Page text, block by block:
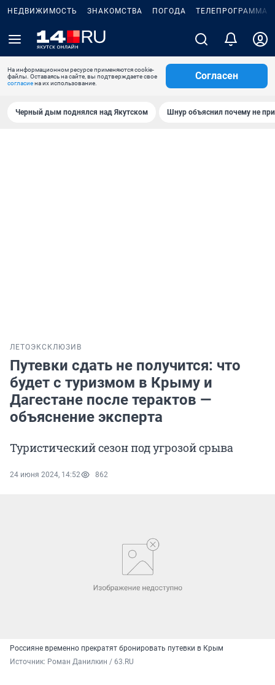
НЕДВИЖИМОСТЬ ЗНАКОМСТВА ПОГОДА ТЕЛЕПРОГРАММА
На информационном ресурсе применяются cookie-
файлы. Оставаясь на сайте, вы подтверждаете свое
согласиена их использование.
Согласен
Черный дым поднялся над Якутском Шнур объяснил почему не
ЛЕТОЭКСКЛЮЗИВ
Путевки сдать не получится: что
будет с туризмом в Крыму и
Дагестане после терактов —
объяснение эксперта
Туристический сезон под угрозой срыва
24 июня 2024, 14:52 862
Россияне временно прекратят бронировать путевки в Крым
Источник: Роман Данилкин / 63.RU